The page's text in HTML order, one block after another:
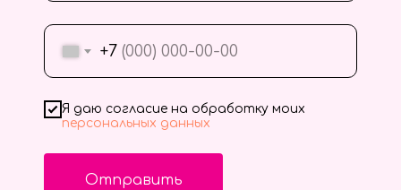
+7
Я даю согласие на обработку моих
персональных данных
Отправить